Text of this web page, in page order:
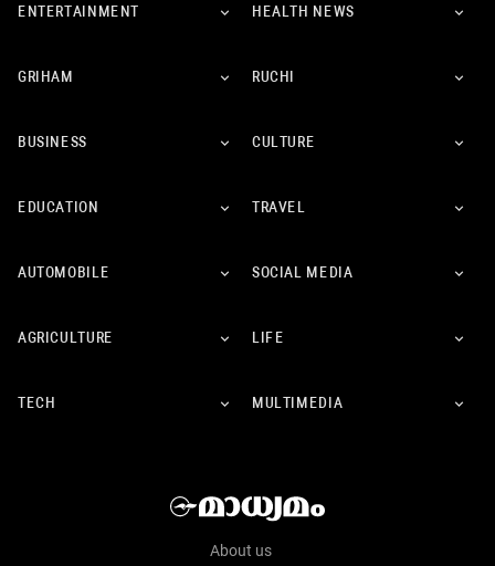
ENTERTAINMENT HEALTH NEWS
GRIHAM RUCHI
BUSINESS CULTURE
EDUCATION TRAVEL
AUTOMOBILE SOCIAL MEDIA
AGRICULTURE LIFE
TECH MULTIMEDIA
About us